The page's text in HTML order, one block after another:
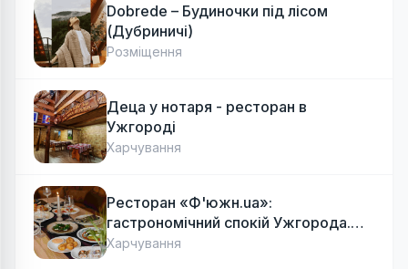
Dobrede – Будиночки під лісом
(Дубриничі)
Розміщення
Деца у нотаря - ресторан в
Ужгороді
Харчування
Ресторан «Ф'южн.ua»:
гастрономічний спокій Ужгорода.
Авторська локальна кухня, затишок
Харчування